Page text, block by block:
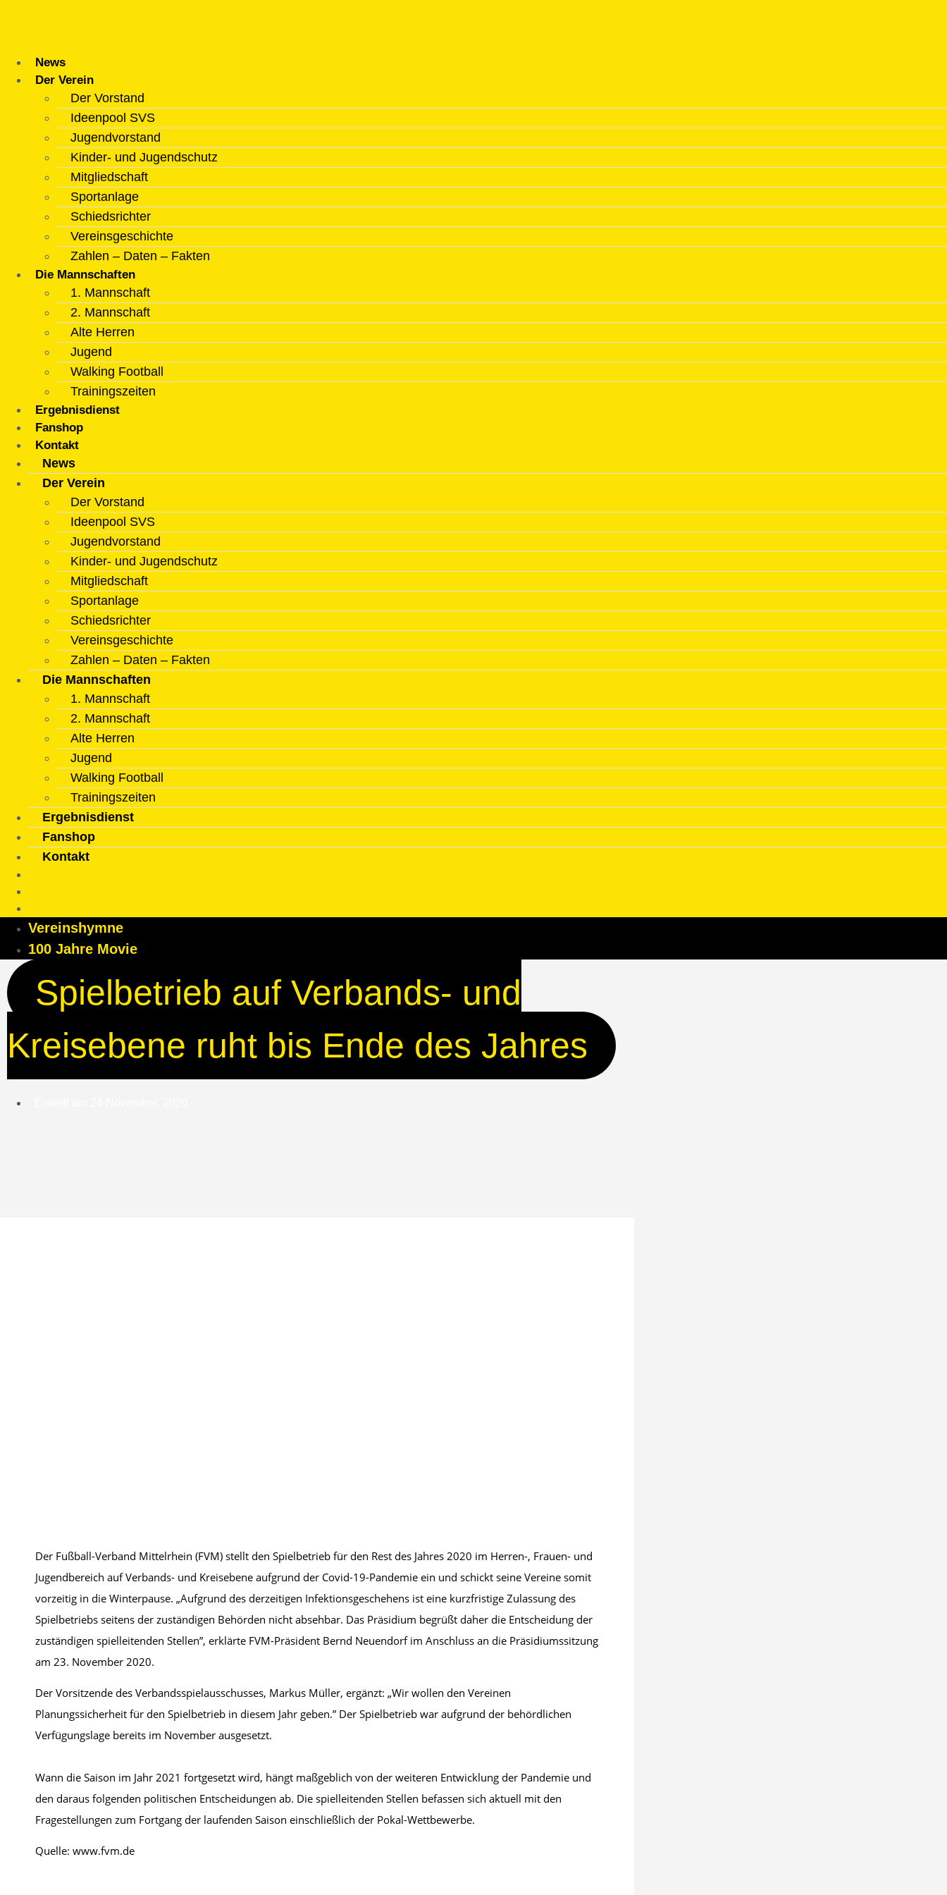
News
Der Verein
Der Vorstand
Ideenpool SVS
Jugendvorstand
Kinder- und Jugendschutz
Mitgliedschaft
Sportanlage
Schiedsrichter
Vereinsgeschichte
Zahlen – Daten – Fakten
Die Mannschaften
1. Mannschaft
2. Mannschaft
Alte Herren
Jugend
Walking Football
Trainingszeiten
Ergebnisdienst
Fanshop
Kontakt
News
Der Verein
Der Vorstand
Ideenpool SVS
Jugendvorstand
Kinder- und Jugendschutz
Mitgliedschaft
Sportanlage
Schiedsrichter
Vereinsgeschichte
Zahlen – Daten – Fakten
Die Mannschaften
1. Mannschaft
2. Mannschaft
Alte Herren
Jugend
Walking Football
Trainingszeiten
Ergebnisdienst
Fanshop
Kontakt
Vereinshymne
100 Jahre Movie
Spielbetrieb auf Verbands- und
Kreisebene ruht bis Ende des Jahres
Der Fußball-Verband Mittelrhein (FVM) stellt den Spielbetrieb für den Rest des Jahres 2020 im Herren-, Frauen- und
Jugendbereich auf Verbands- und Kreisebene aufgrund der Covid-19-Pandemie ein und schickt seine Vereine somit
vorzeitig in die Winterpause. „Aufgrund des derzeitigen Infektionsgeschehens ist eine kurzfristige Zulassung des
Spielbetriebs seitens der zuständigen Behörden nicht absehbar. Das Präsidium begrüßt daher die Entscheidung der
zuständigen spielleitenden Stellen”, erklärte FVM-Präsident Bernd Neuendorf im Anschluss an die Präsidiumssitzung
am 23. November 2020.
Der Vorsitzende des Verbandsspielausschusses, Markus Müller, ergänzt: „Wir wollen den Vereinen
Planungssicherheit für den Spielbetrieb in diesem Jahr geben.” Der Spielbetrieb war aufgrund der behördlichen
Verfügungslage bereits im November ausgesetzt.
Wann die Saison im Jahr 2021 fortgesetzt wird, hängt maßgeblich von der weiteren Entwicklung der Pandemie und
den daraus folgenden politischen Entscheidungen ab. Die spielleitenden Stellen befassen sich aktuell mit den
Fragestellungen zum Fortgang der laufenden Saison einschließlich der Pokal-Wettbewerbe.
Quelle: www.fvm.de